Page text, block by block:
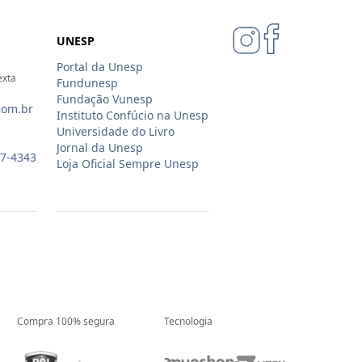
4343
UNESP
Portal da Unesp
Fundunesp
Fundação Vunesp
Instituto Confúcio na Unesp
Universidade do Livro
Jornal da Unesp
Loja Oficial Sempre Unesp
Compra 100% segura Tecnologia